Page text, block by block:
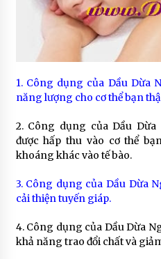
1. Công dụng của Dầu Dừa
năng lượng cho cơ thể bạn
2. Công dụng của Dầu
được hấp thu vào cơ thể
khoáng khác vào tế bào.
3. Công dụng của Dầu Dừa
cải thiện tuyến giáp.
4. Công dụng của Dầu Dừa
khả năng trao đổi chất và